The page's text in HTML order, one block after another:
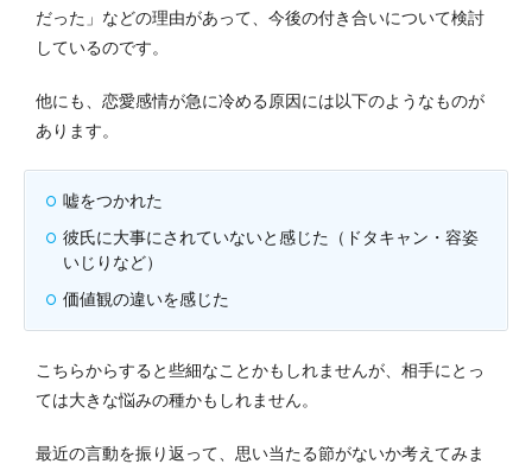
だった」などの理由があって、今後の付き合いについて検討
しているのです。
他にも、恋愛感情が急に冷める原因には以下のようなものが
あります。
嘘をつかれた
彼氏に大事にされていないと感じた（ドタキャン・容姿
いじりなど）
価値観の違いを感じた
こちらからすると些細なことかもしれませんが、相手にとっ
ては大きな悩みの種かもしれません。
最近の言動を振り返って、思い当たる節がないか考えてみま